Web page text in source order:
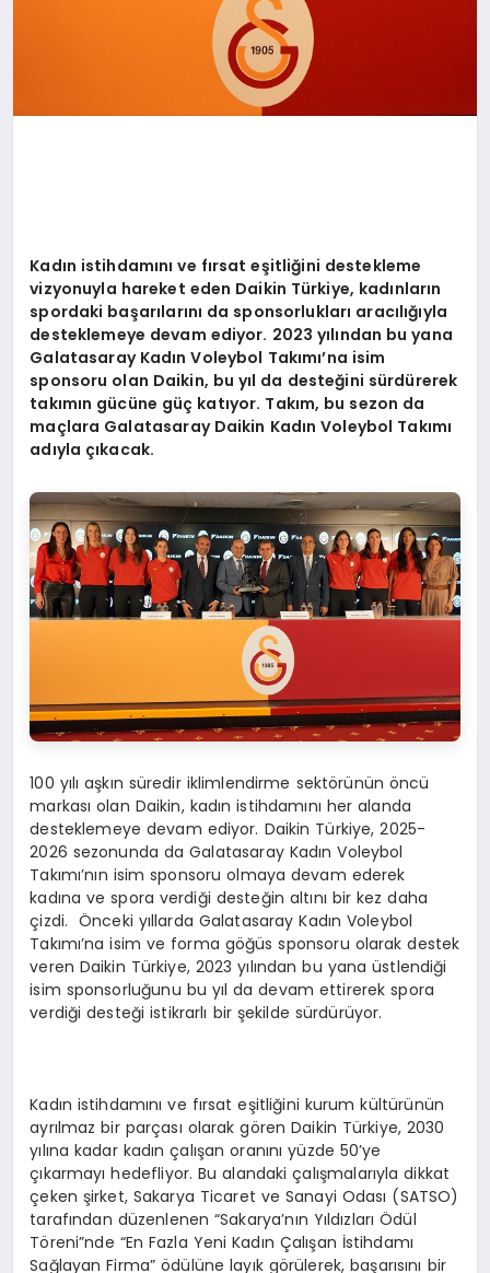
Kadın istihdamınıve fırsat eşitliğini destekleme
vizyonuyla hareket eden Daikin Türkiye, kadınların
spordaki başarılarını da sponsorlukları aracılığıyla
desteklemeye devam ediyor. 2023 yılından bu yana
Galatasaray Kadın Voleybol Takımı’na isim
sponsoru olan Daikin, bu yıl da desteğini sürdürerek
takımın gücüne güç katıyor. Takım, bu sezon da
maçlara Galatasaray Daikin Kadın Voleybol Takımı
adıyla çıkacak.
100 yılı aşkın süredir iklimlendirme sektörünün öncü
markası olan Daikin, kadın istihdamını her alanda
desteklemeye devam ediyor. Daikin Türkiye, 2025-
2026 sezonunda da Galatasaray Kadın Voleybol
Takımı’nın isim sponsoru olmaya devam ederek
kadına ve spora verdiği desteğin altını bir kez daha
çizdi. Önceki yıllarda Galatasaray Kadın Voleybol
Takımı’na isim ve forma göğüs sponsoru olarak destek
veren Daikin Türkiye, 2023 yılından bu yana üstlendiği
isim sponsorluğunu bu yıl da devam ettirerek spora
verdiği desteği istikrarlı bir şekilde sürdürüyor.
Kadın istihdamını ve fırsat eşitliğini kurum kültürünün
ayrılmaz bir parçası olarak gören Daikin Türkiye, 2030
yılına kadar kadın çalışan oranını yüzde 50’ye
çıkarmayı hedefliyor. Bu alandaki çalışmalarıyla dikkat
çeken şirket, Sakarya Ticaret ve Sanayi Odası (SATSO)
tarafından düzenlenen “Sakarya’nın Yıldızları Ödül
Töreni”nde “En Fazla Yeni Kadın Çalışan İstihdamı
Sağlayan Firma” ödülüne layık görülerek, başarısını bir